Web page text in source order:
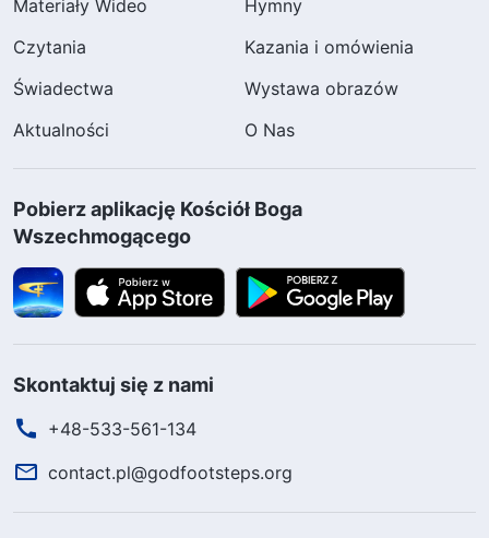
Materiały Wideo
Hymny
Czytania
Kazania i omówienia
Świadectwa
Wystawa obrazów
Aktualności
O Nas
Pobierz aplikację Kościół Boga
Wszechmogącego
Skontaktuj się z nami
+48-533-561-134
contact.pl@godfootsteps.org